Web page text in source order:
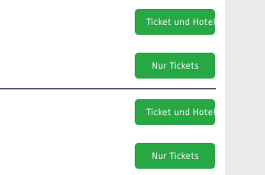
Ticket und Hotel
Nur Tickets
Ticket und Hotel
Nur Tickets